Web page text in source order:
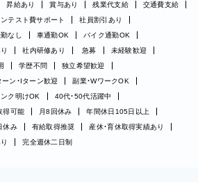
昇給あり 賞与あり 残業代支給
交通費支給
ンテスト費サポート
社員割引あり
なし 車通勤OK
バイク通勤OK
社内研修あり 急募
未経験歓迎
学歴不問
独立希望歓迎
ーン・Iターン歓迎
副業・WワークOK
ンク明けOK
40代・50代活躍中
得可能 月8回休み
年間休日105日以上
休み 有給取得推奨
産休・育休取得実績あり
完全週休二日制